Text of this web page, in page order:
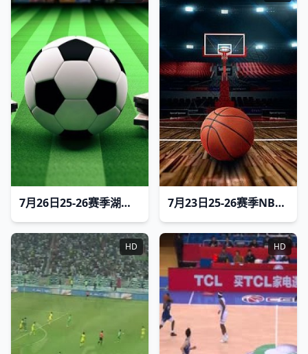
7月26日25-26赛季湖南省足球联赛 张家界队VS湘西州队 7月23日25-26赛季NBA经典赛事 掘金VS勇士
HD HD